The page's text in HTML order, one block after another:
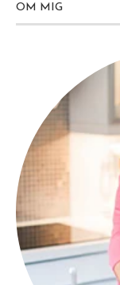
OM MIG